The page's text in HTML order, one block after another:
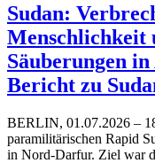
Sudan:
Menschlichkeit
Säuberungen
Bericht zu
BERLIN, 01.07.2026 –
paramilitärischen Rapid
in Nord-Darfur. Ziel war